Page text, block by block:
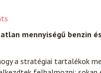
mennyiségű benzin
a stratégiai tartalékok